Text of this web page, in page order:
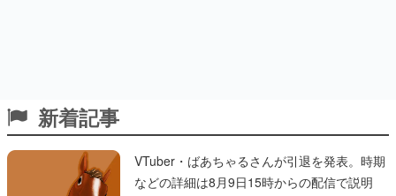
新着記事
VTuber・ばあちゃるさんが引退を発表。時期
などの詳細は8月9日15時からの配信で説明